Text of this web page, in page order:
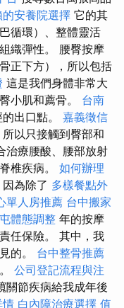
安養院選擇 它的其
循環）、整體靈活
織彈性。 腰臀按摩
正下方），所以包括
這是我們身體非常大
小肌和薦骨。 台南
出口點。 嘉義徵信
以只接觸到臀部和
治療腰酸、腰部放射
椎疾病。 如何辦理
為除了 多樣餐點外
單人房推薦 台中搬家
體態調整 年的按摩
任保險。 其中，我
的。 台中整骨推薦
公司登記流程與注
關節疾病給我成年後
情 白內障治療選擇 值